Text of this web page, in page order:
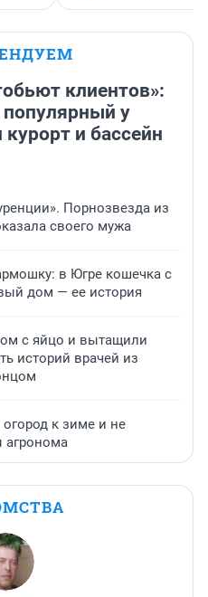
клиентов»:
у
и бассейн
Порнозвезда из
своего мужа
в Югре кошечка с
дом — ее история
с яйцо и вытащили
историй врачей из
огород к зиме и не
агронома